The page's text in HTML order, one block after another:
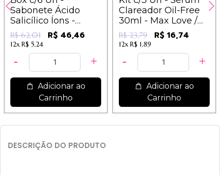
Sabonete Ácido
Salicílico Íons -
Dermachem
R$ 62,01 R$ 46,46
12x R$ 5,24
Adicionar ao
Carrinho
Clareador Oil-Free
30ml - Max Love /
7,93
R$ 23,79 R$ 16,74
12x R$ 1,89
Adicionar ao
Carrinho
DESCRIÇÃO DO PRODUTO